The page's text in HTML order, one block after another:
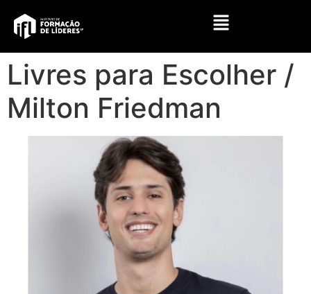
Livres para Escolher /
Milton Friedman